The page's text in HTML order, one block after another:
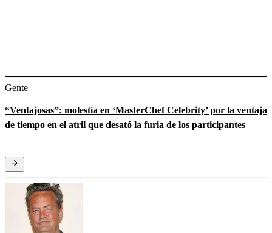
Gente
“Ventajosas”: molestia en ‘MasterChef Celebrity’ por la ventaja
de tiempo en el atril que desató la furia de los participantes